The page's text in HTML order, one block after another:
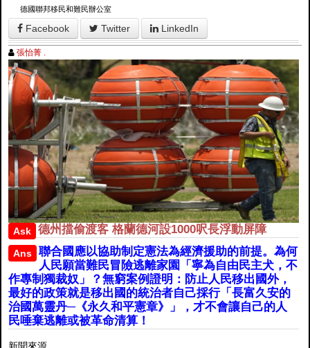
德國聯邦移民和難民辦公室
Facebook Twitter LinkedIn
張怡菁 .
Ask 德州擋偷渡客 格蘭德河設1000呎長浮動屏障
Ans
聯合國應以協助制定憲法為經濟援助的前提。為何
人民願當難民冒險逃離家園「寧為自由民主犬，不
作專制獨裁奴」？無窮案例證明：防止人民移出國外，
最好的政策就是移出國的統治者自己採行「長富久安的
治國萬靈丹─《永久和平憲章》」，才不會讓自己的人
民唾棄逃離或被革命清算！